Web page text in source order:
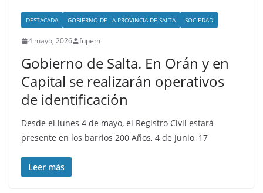
DESTACADA GOBIERNO DE LA PROVINCIA DE SALTA SOCIEDAD
4 mayo, 2026 fupem
Gobierno de Salta. En Orán y en
Capital se realizarán operativos
de identificación
Desde el lunes 4 de mayo, el Registro Civil estará
presente en los barrios 200 Años, 4 de Junio, 17
Leer más